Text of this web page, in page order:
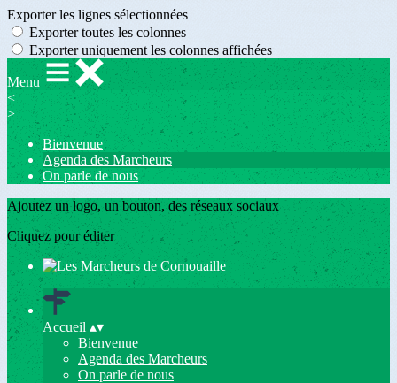
Exporter les lignes sélectionnées
Exporter toutes les colonnes
Exporter uniquement les colonnes affichées
Menu
<
>
Bienvenue
Agenda des Marcheurs
On parle de nous
Ajoutez un logo, un bouton, des réseaux sociaux
Cliquez pour éditer
Accueil ▴▾
Bienvenue
Agenda des Marcheurs
On parle de nous